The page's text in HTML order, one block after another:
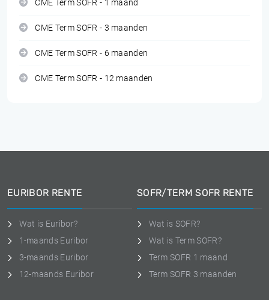
CME Term SOFR - 1 maand
CME Term SOFR - 3 maanden
CME Term SOFR - 6 maanden
CME Term SOFR - 12 maanden
EURIBOR RENTE
Wat is Euribor?
1-maands Euribor
3-maands Euribor
12-maands Euribor
SOFR/TERM SOFR RENTE
Wat is SOFR?
Wat is Term SOFR?
Term SOFR 1 maand
Term SOFR 3 maanden